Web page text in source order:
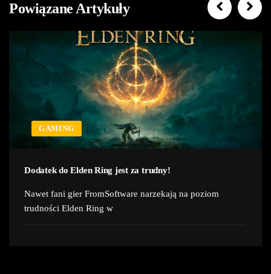
Powiązane Artykuły
GAMING
Dodatek do Elden Ring jest za trudny!
Nawet fani gier FromSoftware narzekają na poziom
trudności Elden Ring w